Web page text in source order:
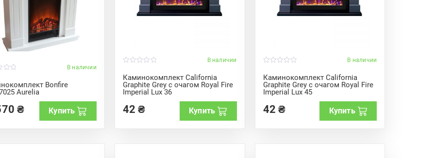
В наличии
Bonfire
Aurelia
₴ Купить
В наличии
Каминокомплект California
Graphite Grey с очагом Royal Fire
Imperial Lux 36
o
u
t
o
42₴ Купить
В наличии
Каминокомплект California
Graphite Grey с очагом Royal Fire
Imperial Lux 45
o
u
t
o
42₴ Купить